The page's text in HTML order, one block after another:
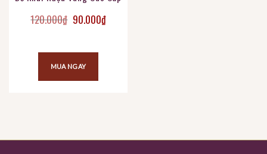
120.000₫ Giá gốc là: 120.000₫.
90.000₫Giá hiện tại là: 90.000₫.
MUA NGAY